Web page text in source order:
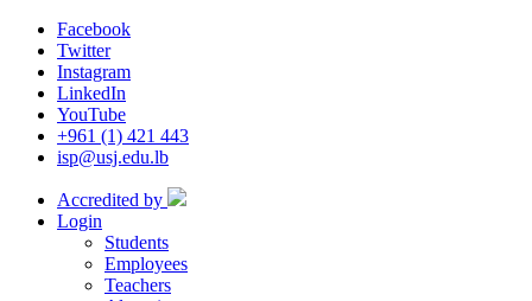
Facebook
Twitter
Instagram
LinkedIn
YouTube
+961 (1) 421 443
isp@usj.edu.lb
Accredited by
Login
Students
Employees
Teachers